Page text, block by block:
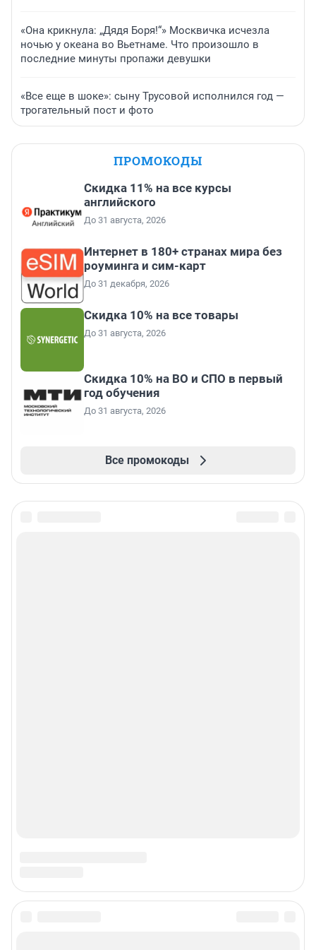
«Она крикнула: „Дядя Боря!“» Москвичка исчезла
ночью у океана во Вьетнаме. Что произошло в
последние минуты пропажи девушки
«Все еще в шоке»: сыну Трусовой исполнился год —
трогательный пост и фото
ПРОМОКОДЫ
Скидка 11% на все курсы
английского
До 31 августа, 2026
Интернет в 180+ странах мира без
роуминга и сим-карт
До 31 декабря, 2026
Скидка 10% на все товары
До 31 августа, 2026
Скидка 10% на ВО и СПО в первый
год обучения
До 31 августа, 2026
Все промокоды